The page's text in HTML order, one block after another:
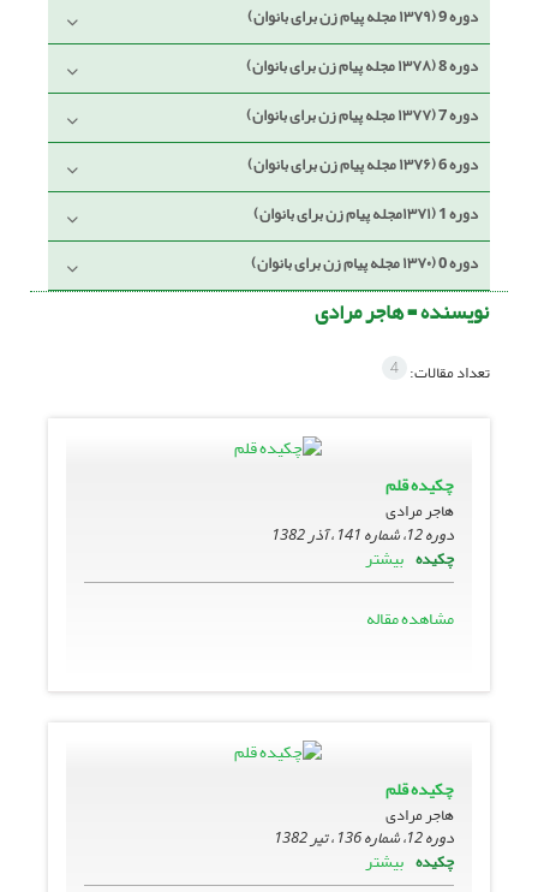
دوره 9 (۱۳۷۹ مجله پیام زن برای بانوان)
دوره 8 (۱۳۷۸ مجله پیام زن برای بانوان)
دوره 7 (۱۳۷۷ مجله پیام زن برای بانوان)
دوره 6 (۱۳۷۶ مجله پیام زن برای بانوان)
دوره 1 (۱۳۷۱مجله پیام زن برای بانوان)
دوره 0 (۱۳۷۰ مجله پیام زن برای بانوان)
نویسنده =هاجر مرادی
تعداد مقالات: 4
چکیده قلم
هاجر مرادی
دوره 12، شماره 141 ، آذر 1382
چکیده بیشتر
مشاهده مقاله
چکیده قلم
هاجر مرادی
دوره 12، شماره 136 ، تیر 1382
چکیده بیشتر